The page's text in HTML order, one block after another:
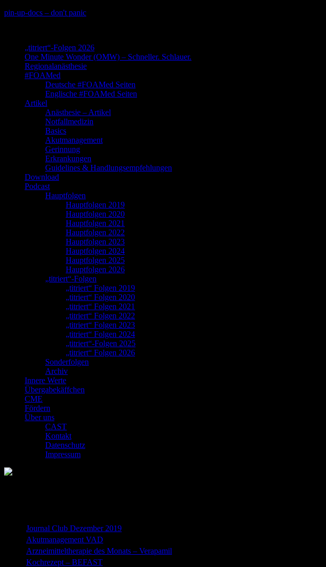
Skip
pin-up-docs – don't panic
„titriert“-Folgen 2026
One Minute Wonder (OMW) – Schneller. Schlauer.
Regionalanästhesie
#FOAMed
Deutsche #FOAMed Seiten
Englische #FOAMed Seiten
Artikel
Anästhesie – Artikel
Notfallmedizin
Basics
Akutmanagement
Gerinnung
Erkrankungen
Guidelines & Handlungsempfehlungen
Download
Podcast
Hauptfolgen
Hauptfolgen 2019
Hauptfolgen 2020
Hauptfolgen 2021
Hauptfolgen 2022
Hauptfolgen 2023
Hauptfolgen 2024
Hauptfolgen 2025
Hauptfolgen 2026
„titriert“-Folgen
„titriert“ Folgen 2019
„titriert“ Folgen 2020
„titriert“ Folgen 2021
„titriert“ Folgen 2022
„titriert“ Folgen 2023
„titriert“ Folgen 2024
„titriert“-Folgen 2025
„titriert“ Folgen 2026
Sonderfolgen
Archiv
Innere Werte
Übergabekäffchen
CME
Fördern
Über uns
CAST
Kontakt
Datenschutz
Impressum
Journal Club Dezember 2019
Akutmanagement VAD
Arzneimitteltherapie des Monats – Verapamil
Kochrezept – BEFAST